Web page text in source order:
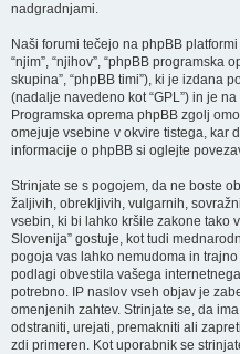
nadgradnjami.
Naši forumi tečejo na phpBB
“njim”, “njihov”, “phpBB programska
skupina”, “phpBB timi”), ki je izdana
(nadalje navedeno kot “GPL”) in je
Programska oprema phpBB zgolj
omejuje vsebine v okvire tistega, kar
informacije o phpBB si oglejte
Strinjate se s pogojem, da ne boste
žaljivih, obrekljivih, vulgarnih,
vsebin, ki bi lahko kršile zakone tako
Slovenija” gostuje, kot tudi
pogoja vas lahko nemudoma in
podlagi obvestila vašega
potrebno. IP naslov vseh objav je
omenjenih zahtev. Strinjate se, da
odstraniti, urejati, premakniti ali
zdi primeren. Kot uporabnik se